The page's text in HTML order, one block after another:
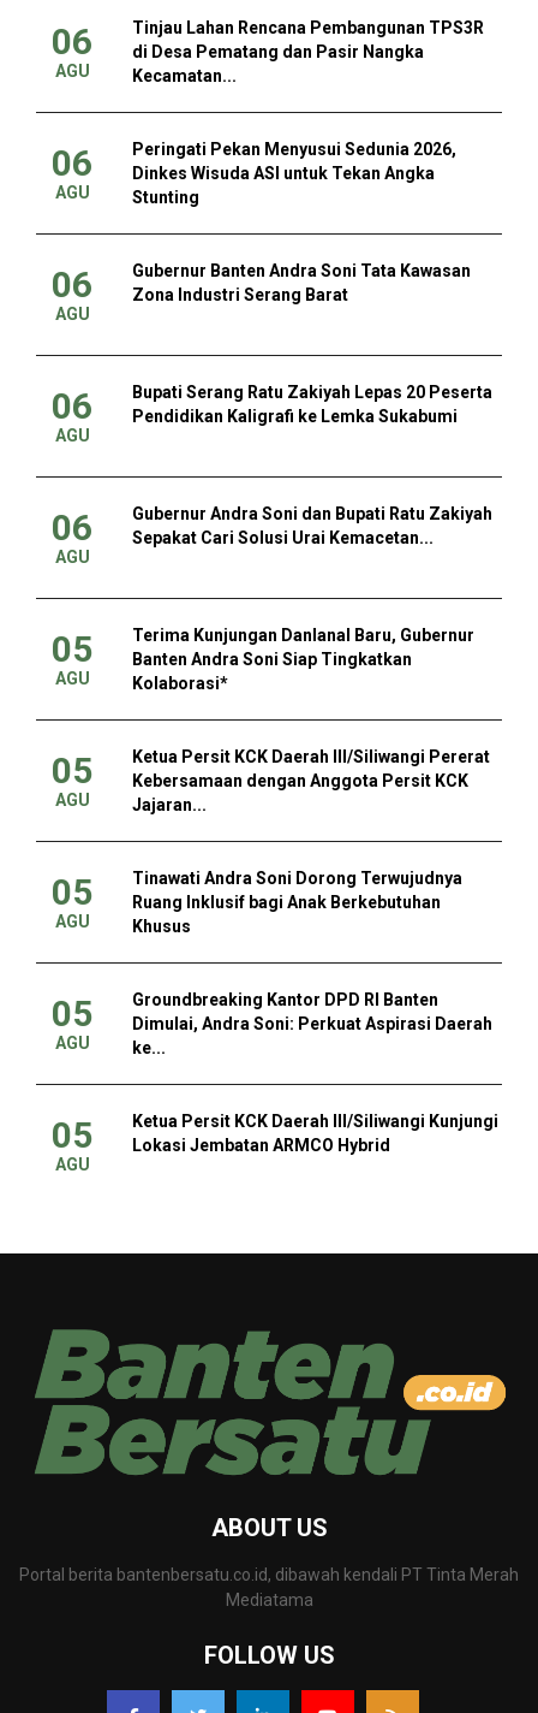
06
AGU
Tinjau Lahan Rencana Pembangunan TPS3R
di Desa Pematang dan Pasir Nangka
Kecamatan...
06
AGU
Peringati Pekan Menyusui Sedunia 2026,
Dinkes Wisuda ASI untuk Tekan Angka
Stunting
06
AGU
Gubernur Banten Andra Soni Tata Kawasan
Zona Industri Serang Barat
06
AGU
Bupati Serang Ratu Zakiyah Lepas 20 Peserta
Pendidikan Kaligrafi ke Lemka Sukabumi
06
AGU
Gubernur Andra Soni dan Bupati Ratu Zakiyah
Sepakat Cari Solusi Urai Kemacetan...
05
AGU
Terima Kunjungan Danlanal Baru, Gubernur
Banten Andra Soni Siap Tingkatkan
Kolaborasi*
05
AGU
Ketua Persit KCK Daerah III/Siliwangi Pererat
Kebersamaan dengan Anggota Persit KCK
Jajaran...
05
AGU
Tinawati Andra Soni Dorong Terwujudnya
Ruang Inklusif bagi Anak Berkebutuhan
Khusus
05
AGU
Groundbreaking Kantor DPD RI Banten
Dimulai, Andra Soni: Perkuat Aspirasi Daerah
ke...
05
AGU
Ketua Persit KCK Daerah III/Siliwangi Kunjungi
Lokasi Jembatan ARMCO Hybrid
ABOUT US
Portal berita bantenbersatu.co.id, dibawah kendali PT Tinta Merah
Mediatama
FOLLOW US